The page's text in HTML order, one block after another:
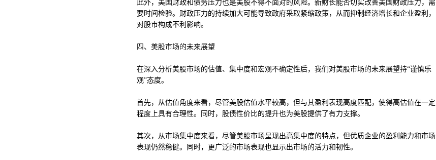
此外，美国财政和债务压力也是美股不得不面对的风险。新财长能否切实改善美国财政压力，需
要时间检验。财政压力的持续加大可能导致政府采取紧缩政策，从而抑制经济增长和企业盈利，
对股市构成不利影响。
四、美股市场的未来展望
在深入分析美股市场的估值、集中度和宏观不确定性后，我们对美股市场的未来展望持“谨慎乐
观”态度。
首先，从估值角度来看，尽管美股估值水平较高，但与其盈利表现高度匹配，使得高估值在一定
程度上具有合理性。同时，股债性价比的提升也为美股提供了有力支撑。
其次，从市场集中度来看，尽管美股市场呈现出高集中度的特点，但优质企业的盈利能力和市场
表现仍然稳健。同时，更广泛的市场表现也显示出市场的活力和韧性。